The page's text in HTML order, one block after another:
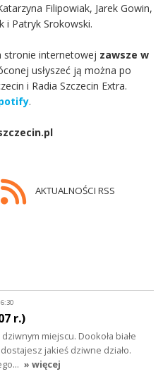
Filipowiak, Jarek Gowin,
i Patryk Srokowski.
stronie internetowej zawsze w
usłyszeć ją można po
i Radia Szczecin Extra.
.
AKTUALNOŚCI RSS
r.)
miejscu. Dookoła białe
jakieś dziwne działo.
» więcej